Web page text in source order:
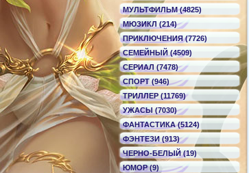
МУЛЬТФИЛЬМ (4825)
МЮЗИКЛ (214)
ПРИКЛЮЧЕНИЯ (7726)
СЕМЕЙНЫЙ (4509)
СЕРИАЛ (7478)
СПОРТ (946)
ТРИЛЛЕР (11769)
УЖАСЫ (7030)
ФАНТАСТИКА (5124)
ФЭНТЕЗИ (913)
ЧЕРНО-БЕЛЫЙ (19)
ЮМОР (9)